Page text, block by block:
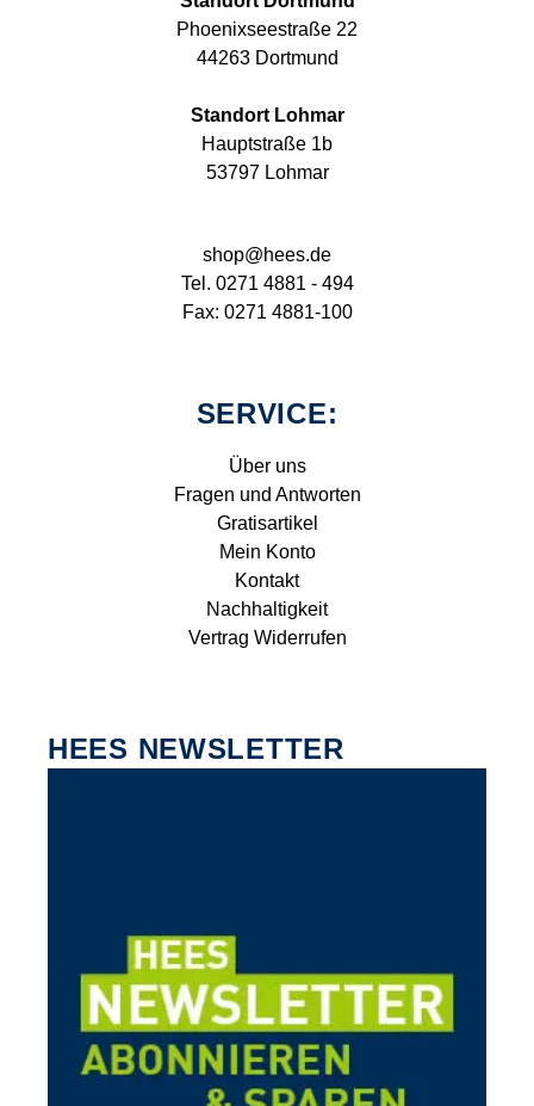
Phoenixseestraße 22
44263 Dortmund
Standort Lohmar
Hauptstraße 1b
53797 Lohmar
shop@hees.de
Tel. 0271 4881 - 494
Fax: 0271 4881-100
SERVICE:
Über uns
Fragen und Antworten
Gratisartikel
Mein Konto
Kontakt
Nachhaltigkeit
Vertrag Widerrufen
HEES NEWSLETTER